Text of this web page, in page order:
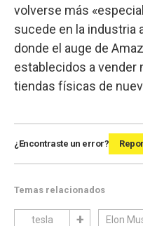
volverse más
sucede en la industria
donde el auge de
establecidos a vender
tiendas físicas de
¿Encontraste un error?
Temas relacionados
tesla Elon